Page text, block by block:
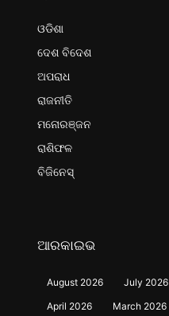
ଓଡିଶା
ଦେଶ ବିଦେଶ
ଅପରାଧ
ରାଜନୀତି
ମନୋରଞ୍ଜନ
ରାଶିଫଳ
ବିଜିନେସ୍
ଆରକାଇଭ
August 2026 July 2026
April 2026
March 2026